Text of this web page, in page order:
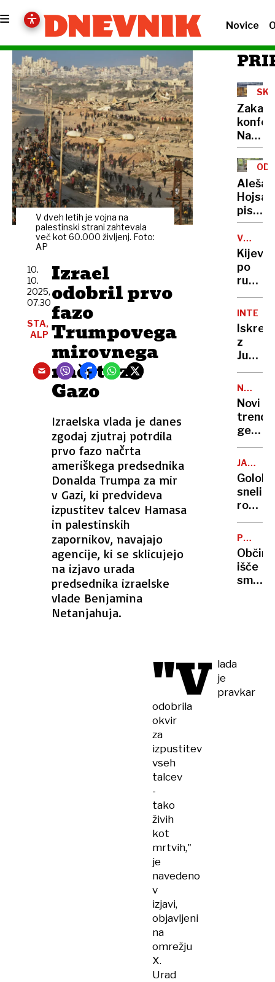
Novice
V dveh letih je vojna na
palestinski strani zahtevala
več kot 60.000 življenj. Foto:
AP
Izrael
odobril prvo
fazo
Trumpovega
mirovnega
načrta za
Gazo
Izraelska vlada je danes
zgodaj zjutraj potrdila
prvo fazo načrta
ameriškega predsednika
Donalda Trumpa za mir
v Gazi, ki predvideva
izpustitev talcev Hamasa
in palestinskih
zapornikov, navajajo
agencije, ki se sklicujejo
na izjavo urada
predsednika izraelske
vlade Benjamina
Netanjahuja.
10.
10.
2025,
07.30
STA,
ALP
"V lada
je
pravkar
odobrila
okvir
za
izpustitev
vseh
talcev
-
tako
živih
kot
mrtvih,"
je
navedeno
v
izjavi,
objavljeni
na
omrežju
X.
Urad
Zakaj
Nata
ne
poteka
na
Brdu
pri
Aleša
Hojsa
pisanje
v
Mladini
in
VOJNA
V
Kijev
po
napadu
ostal
brez
in
vode
z
Že
30
let
me
boli
hrbet,
navadil
sem
se
živeti
tem
NA
Novi
trend
Z:
se
pa
ne
JAVNO
PISMO
sneli
KPK
je
in se
z
POZIV
Občina
išče